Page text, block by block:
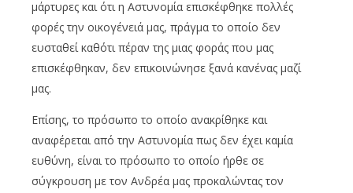
μάρτυρες και ότι η Αστυνομία επισκέφθηκε πολλές
φορές την οικογένειά μας, πράγμα το οποίο δεν
ευσταθεί καθότι πέραν της μιας φοράς που μας
επισκέφθηκαν, δεν επικοινώνησε ξανά κανένας μαζί
μας.
Επίσης, το πρόσωπο το οποίο ανακρίθηκε και
αναφέρεται από την Αστυνομία πως δεν έχει καμία
ευθύνη, είναι το πρόσωπο το οποίο ήρθε σε
σύγκρουση με τον Ανδρέα μας προκαλώντας τον